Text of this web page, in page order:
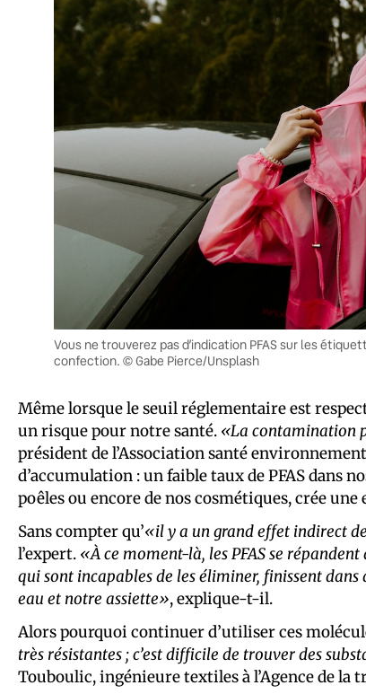
Vous ne trouverez pas d’indication PFAS sur les
confection. © Gabe Pierce/Unsplash
Même lorsque le seuil réglementaire est
un risque pour notre santé. «La contamination
président de l’Association santé
d’accumulation : un faible taux de PFAS dans
poêles ou encore de nos cosmétiques, crée
Sans compter qu’«il y a un grand effet indirect
l’expert. «À ce moment-là, les PFAS se
qui sont incapables de les éliminer, finissent
eau et notre assiette», explique-t-il.
Alors pourquoi continuer d’utiliser ces
très résistantes ; c’est difficile de trouver des
Touboulic, ingénieure textiles à l’Agence de la